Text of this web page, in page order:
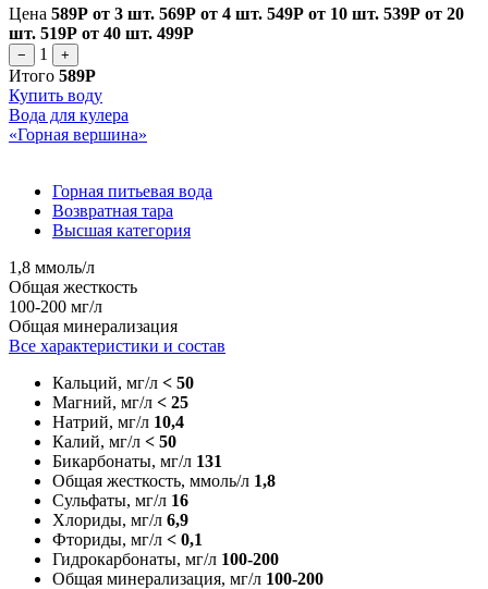
Цена 589Р от 3 шт. 569Р от 4 шт. 549Р от 10 шт. 539Р от 20
шт. 519Р от 40 шт. 499Р
− 1 +
Итого 589Р
Купить воду
Вода для кулера
«Горная вершина»
Горная питьевая вода
Возвратная тара
Высшая категория
1,8 ммоль/л
Общая жесткость
100-200 мг/л
Общая минерализация
Все характеристики и состав
Кальций, мг/л < 50
Магний, мг/л < 25
Натрий, мг/л 10,4
Калий, мг/л < 50
Бикарбонаты, мг/л 131
Общая жесткость, ммоль/л 1,8
Сульфаты, мг/л 16
Хлориды, мг/л 6,9
Фториды, мг/л < 0,1
Гидрокарбонаты, мг/л 100-200
Общая минерализация, мг/л 100-200